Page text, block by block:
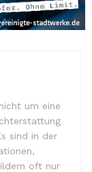
um eine
sind in der
oft nur